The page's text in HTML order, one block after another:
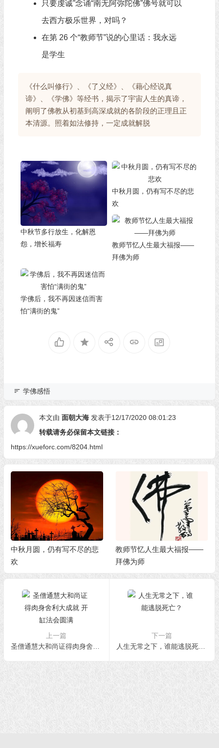
只要虔诚”念诵“南无阿弥陀佛”佛号就可以
去西方极乐世界，对吗？
在第 26 个“教师节”说的心里话：我永远
是学生
《什么叫修行》、《了义经》、《藉心经说真
谛》、《学佛》等经书，揭示了宇宙人生的真谛，
阐明了佛教从初基到高深成就的各阶段的正理且正
本清源。照着如法修持，一定成就解脱
中秋节多行放生，化解恩
怨，增长福寿
中秋月圆，仍有写不尽的悲
欢
教师节忆人生最大福报——
拜佛为师
学佛后，我不再因迷信而害
怕“满街的鬼”
学佛感悟
本文由 面朝大海 发表于12/17/2020 08:01:23
转载请务必保留本文链接：
https://xueforc.com/8204.html
中秋月圆，仍有写不尽的悲
欢
教师节忆人生最大福报——
拜佛为师
上一篇
圣僧通慧大和尚证得肉身舍利大成就 开缸法会圆满
下一篇
人生无常之下，谁能逃脱死亡？